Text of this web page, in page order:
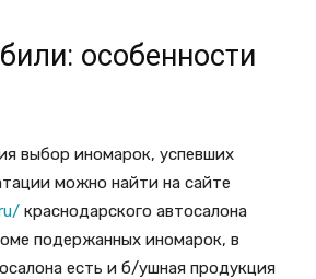
особенности
выбор иномарок, успевших
можно найти на сайте
краснодарского автосалона
подержанных иномарок, в
есть и б/ушная продукция